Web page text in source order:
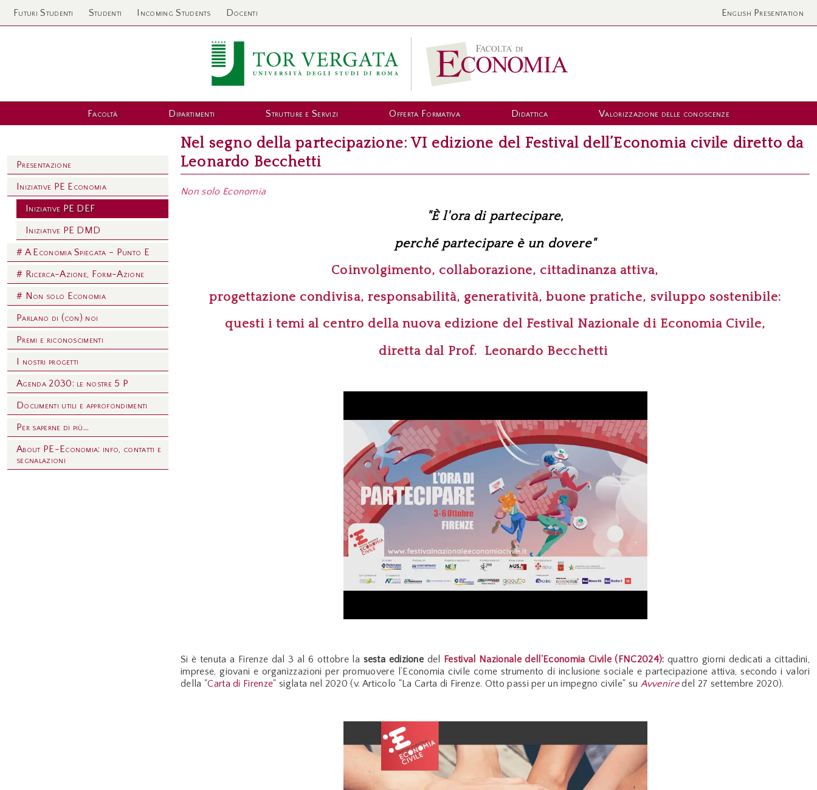
Futuri Studenti Studenti Incoming Students Docenti English Presentation
Facoltà Dipartimenti Strutture e Servizi Offerta Formativa Didattica Valorizzazione delle conoscenze
Nel segno della partecipazione: VI edizione del Festival dell’Economia civile diretto da
Leonardo Becchetti
Non solo Economia
"È l'ora di partecipare,
perché partecipare è un dovere"
Coinvolgimento, collaborazione, cittadinanza attiva,
progettazione condivisa, responsabilità, generatività, buone pratiche, sviluppo sostenibile:
questi i temi al centro della nuova edizione del Festival Nazionale di Economia Civile,
diretta dal Prof. Leonardo Becchetti
Si è tenuta a Firenze dal 3 al 6 ottobre la sesta edizione del Festival Nazionale dell'Economia Civile (FNC2024): quattro giorni dedicati a cittadini,
imprese, giovani e organizzazioni per promuovere l’Economia civile come strumento di inclusione sociale e partecipazione attiva, secondo i valori
della "Carta di Firenze" siglata nel 2020 (v. Articolo "La Carta di Firenze. Otto passi per un impegno civile" su Avveniredel 27 settembre 2020).
Presentazione
Iniziative PE Economia
Iniziative PE DEF
Iniziative PE DMD
# A Economia Spiegata - Punto E
# Ricerca-Azione, Form-Azione
# Non solo Economia
Parlano di (con) noi
Premi e riconoscimenti
I nostri progetti
Agenda 2030: le nostre 5 P
Documenti utili e approfondimenti
Per saperne di più...
About PE-Economia: info, contatti e
segnalazioni